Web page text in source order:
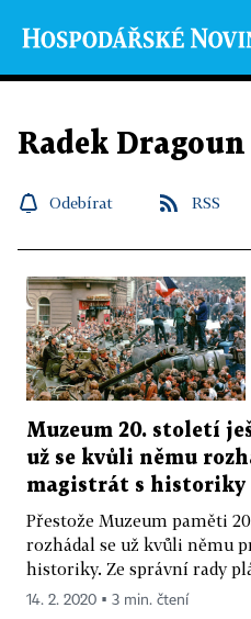
Radek Dragoun
Odebírat RSS
Muzeum 20. století
už se kvůli němu
magistrát s historiky
Přestože Muzeum paměti
rozhádal se už kvůli němu
historiky. Ze správní rady
14. 2. 2020 ▪ 3 min. čtení